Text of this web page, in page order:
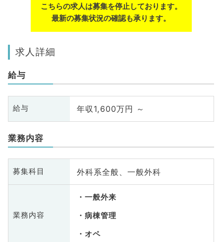
こちらの求人は募集を停止しております。
最新の募集状況の確認も承ります。
求人詳細
給与
給与 年収1,600万円 ～
業務内容
募集科目 外科系全般、一般外科
業務内容
一般外来
病棟管理
オペ